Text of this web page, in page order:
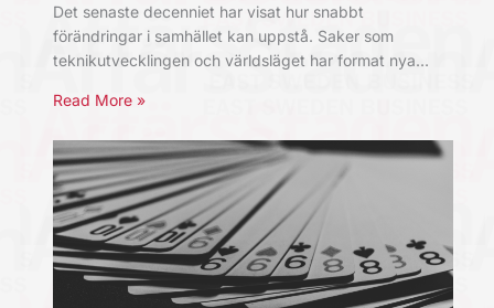
Det senaste decenniet har visat hur snabbt
förändringar i samhället kan uppstå. Saker som
teknikutvecklingen och världsläget har format nya…
Read More »